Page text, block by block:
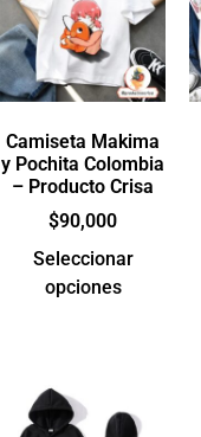
Camiseta Makima
y Pochita Colombia
– Producto Crisa
$90,000
Seleccionar
opciones